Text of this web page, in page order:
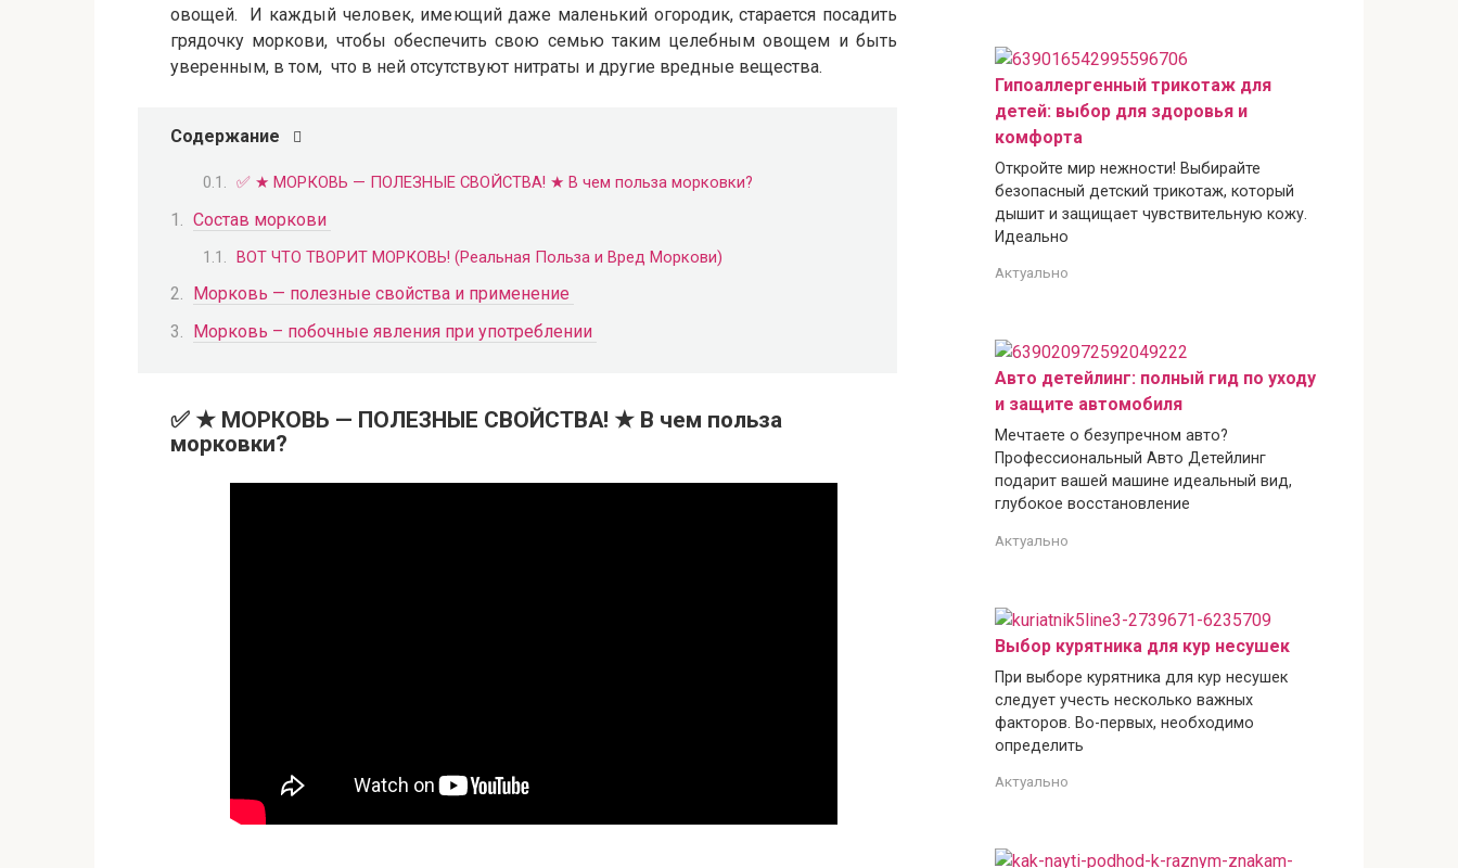
овощей. И каждый человек, имеющий даже маленький огородик, старается посадить
грядочку моркови, чтобы обеспечить свою семью таким целебным овощем и быть
уверенным, в том, что в ней отсутствуют нитраты и другие вредные вещества.
Содержание
✅ ★ МОРКОВЬ — ПОЛЕЗНЫЕ СВОЙСТВА! ★ В чем польза морковки?
Состав моркови
ВОТ ЧТО ТВОРИТ МОРКОВЬ! (Реальная Польза и Вред Моркови)
Морковь — полезные свойства и применение
Морковь – побочные явления при употреблении
✅ ★ МОРКОВЬ — ПОЛЕЗНЫЕ СВОЙСТВА! ★ В чем польза
морковки?
Гипоаллергенный трикотаж для
детей: выбор для здоровья и
комфорта
Откройте мир нежности! Выбирайте
безопасный детский трикотаж, который
дышит и защищает чувствительную кожу.
Идеально
Актуально
Авто детейлинг: полный гид по уходу
и защите автомобиля
Мечтаете о безупречном авто?
Профессиональный Авто Детейлинг
подарит вашей машине идеальный вид,
глубокое восстановление
Актуально
Выбор курятника для кур несушек
При выборе курятника для кур несушек
следует учесть несколько важных
факторов. Во-первых, необходимо
определить
Актуально